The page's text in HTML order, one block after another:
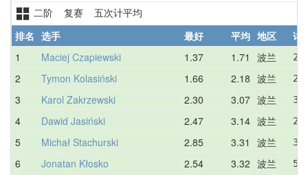
二阶 复赛 五次计平均
排名 选手 最好 平均 地区
详
1
Maciej Czapiewski 1.37 1.71 波兰
2 Tymon Kolasiński 1.66 2.18 波兰
3 Karol Zakrzewski 2.30 3.07 波兰
4 Dawid Jasiński 2.47 3.14 波兰
5 Michał Stachurski 2.85 3.31 波兰
6 Jonatan Kłosko 2.54 3.32 波兰